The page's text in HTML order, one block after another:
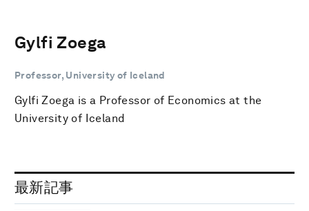
Gylfi Zoega
Professor, University of Iceland
Gylfi Zoega is a Professor of Economics at the
University of Iceland
最新記事